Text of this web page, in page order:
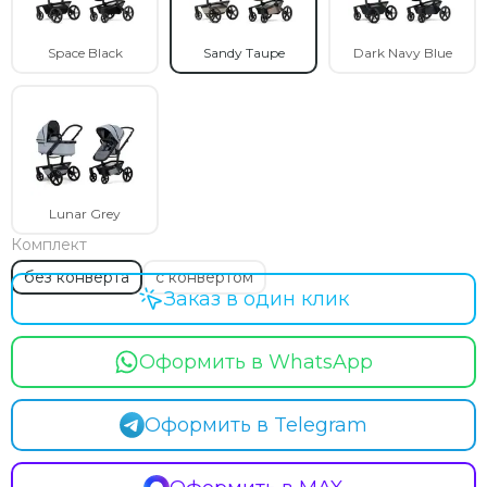
Milli
Momcozy
Moon
Mr Sandman
Mustela
Nuna
Offspring
Ok Baby
Organic Factory
Osann
Peg Perego
Peppy
Pituso
Space Black Sandy Taupe Dark Navy Blue
Lunar Grey
Комплект
без конверта
с конвертом
Оформить в WhatsApp
Оформить в Telegram
Заказ в один клик